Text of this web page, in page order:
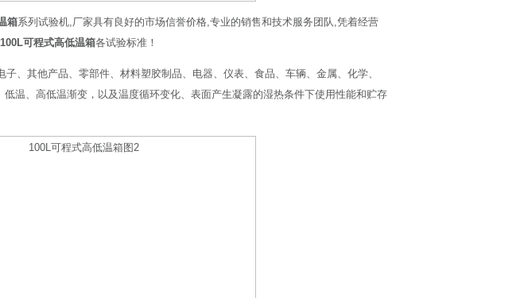
箱系列试验机,厂家具有良好的市场信誉价格,专业的销售和技术服务团队,凭着经营
100L可程式高低温箱各试验标准！
、其他产品、零部件、材料塑胶制品、电器、仪表、食品、车辆、金属、化学、
温、高低温渐变，以及温度循环变化、表面产生凝露的湿热条件下使用性能和贮存